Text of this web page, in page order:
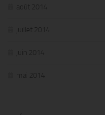
août 2014
juillet 2014
juin 2014
mai 2014